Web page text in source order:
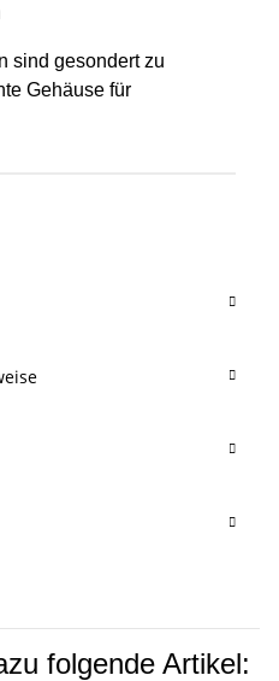
sind gesondert zu
Gehäuse für
folgende Artikel: